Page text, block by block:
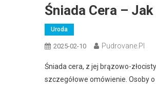
Śniada Cera –
Uroda
2025-02-10 Pudrovane.pl
Śniada cera, z jej brązowo-
szczegółowe omówienie. Osoby